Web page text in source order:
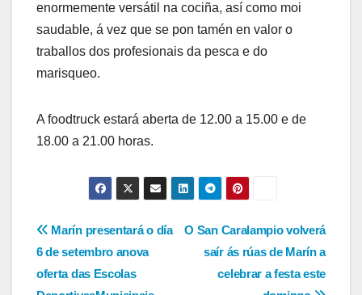
enormemente versátil na cociña, así como moi
saudable, á vez que se pon tamén en valor o
traballos dos profesionais da pesca e do
marisqueo.
A foodtruck estará aberta de 12.00 a 15.00 e de
18.00 a 21.00 horas.
Navegación
de
O San Caralampio volverá
saír ás rúas de Marín a
celebrar a festa este
Marín presentará o día
6 de setembro anova
oferta das Escolas